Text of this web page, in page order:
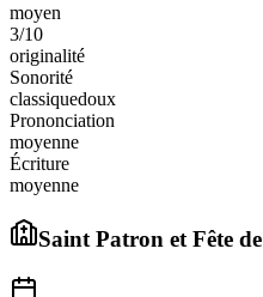
moyen
3/10
originalité
Sonorité
classiquedoux
Prononciation
moyenne
Écriture
moyenne
Saint Patron et Fête de